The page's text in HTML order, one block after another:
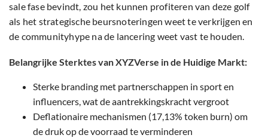
sale fase bevindt, zou het kunnen profiteren van deze golf
als het strategische beursnoteringen weet te verkrijgen en
de communityhype na de lancering weet vast te houden.
Belangrijke Sterktes van XYZVerse in de Huidige Markt:
Sterke branding met partnerschappen in sport en
influencers, wat de aantrekkingskracht vergroot
Deflationaire mechanismen (17,13% token burn) om
de druk op de voorraad te verminderen